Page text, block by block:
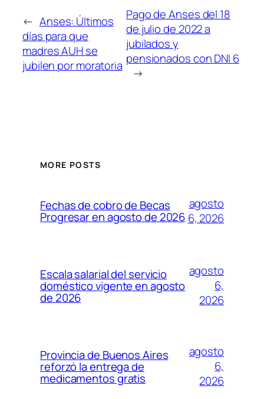
← Anses: Últimos
días para que
madres AUH se
jubilen por moratoria
Pago de Anses del 18
de julio de 2022 a
jubilados y
pensionados con DNI 6
→
MORE POSTS
Fechas de cobro de Becas
Progresar en agosto de 2026
agosto
6, 2026
Escala salarial del servicio
doméstico vigente en agosto
de 2026
agosto
6,
2026
Provincia de Buenos Aires
reforzó la entrega de
medicamentos gratis
agosto
6,
2026